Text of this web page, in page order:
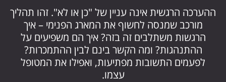
ההערכה הרגשית אינה עניין של "כן או לא". זהו תהליך
מורכב שמנסה לחשוף את המארג הפנימי – איך
הרגשות משתלבים זה בזה? איך הם משפיעים על
ההתנהגות? ומה הקשר בינם לבין ההתמכרות?
לפעמים התשובות מפתיעות, ואפילו את המטופל
עצמו.